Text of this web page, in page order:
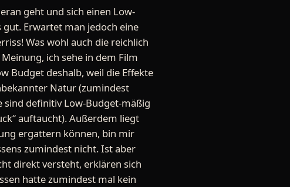
geht und sich einen Low-
Erwartet man jedoch eine
Was wohl auch die reichlich
ich sehe in dem Film
Budget deshalb, weil die Effekte
Natur (zumindest
sind definitiv Low-Budget-mäßig
auftaucht). Außerdem liegt
ergattern können, bin mir
zumindest nicht. Ist aber
direkt versteht, erklären sich
hatte zumindest mal kein